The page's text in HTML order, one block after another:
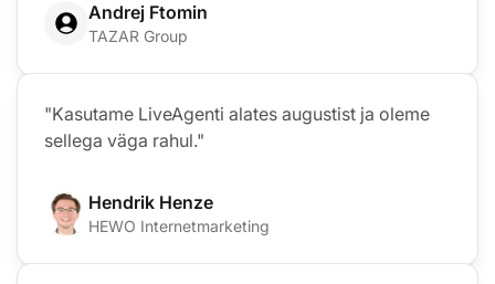
Andrej Ftomin
TAZAR Group
"Kasutame LiveAgenti alates augustist ja oleme
sellega väga rahul."
Hendrik Henze
HEWO Internetmarketing